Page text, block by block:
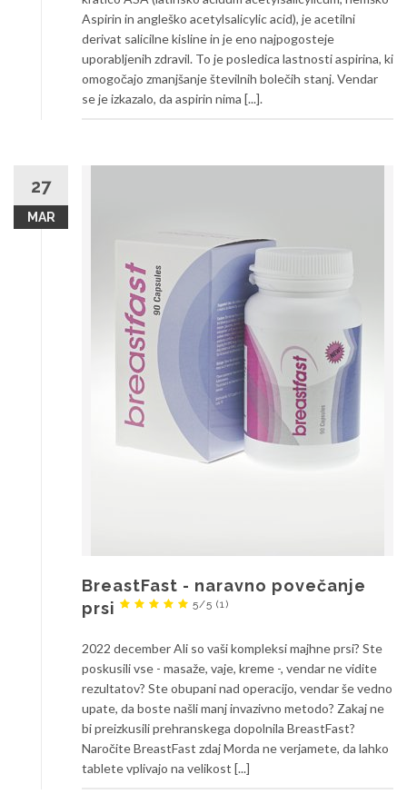
Aspirin in angleško acetylsalicylic acid), je acetilni
derivat salicilne kisline in je eno najpogosteje
uporabljenih zdravil. To je posledica lastnosti aspirina, ki
omogočajo zmanjšanje številnih bolečih stanj. Vendar
se je izkazalo, da aspirin nima [...].
27
MAR
BreastFast - naravno povečanje
prsi
5/5 (1)
2022 december Ali so vaši kompleksi majhne prsi? Ste
poskusili vse - masaže, vaje, kreme -, vendar ne vidite
rezultatov? Ste obupani nad operacijo, vendar še vedno
upate, da boste našli manj invazivno metodo? Zakaj ne
bi preizkusili prehranskega dopolnila BreastFast?
Naročite BreastFast zdaj Morda ne verjamete, da lahko
tablete vplivajo na velikost [...]